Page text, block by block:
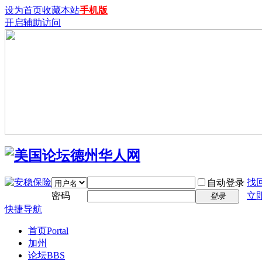
设为首页收藏本站手机版
开启辅助访问
自动登录 找
密码
登录
立
快捷导航
首页Portal
加州
论坛BBS